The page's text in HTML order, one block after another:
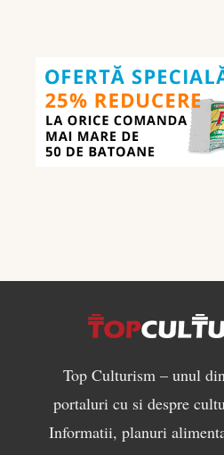
Top Culturism – unul
portaluri cu si despre
Informatii, planuri